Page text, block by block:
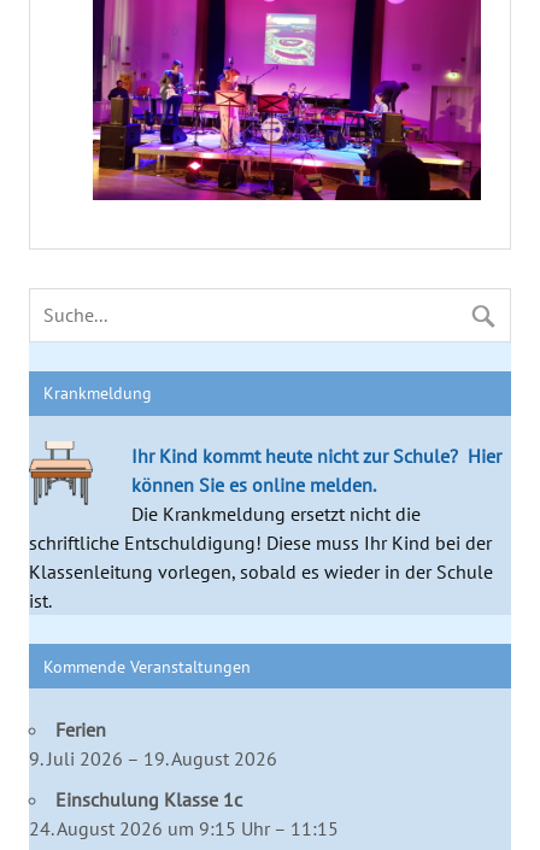
Krankmeldung
Ihr Kind kommt heute nicht zur Schule? Hier
können Sie es online melden.
Die Krankmeldung ersetzt nicht die
schriftliche Entschuldigung! Diese muss Ihr Kind bei der
Klassenleitung vorlegen, sobald es wieder in der Schule
ist.
Kommende Veranstaltungen
Ferien
9. Juli 2026 – 19. August 2026
Einschulung Klasse 1c
24. August 2026 um 9:15 Uhr – 11:15